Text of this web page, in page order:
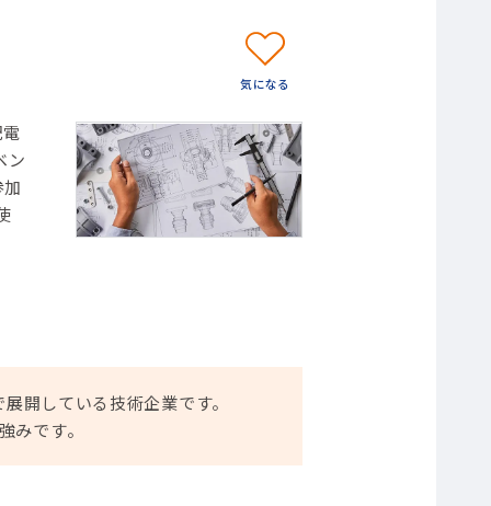
ン
開している技術企業です。
みです。